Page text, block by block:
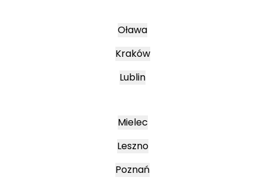
Oława
Kraków
Lublin
Mielec
Leszno
Poznań